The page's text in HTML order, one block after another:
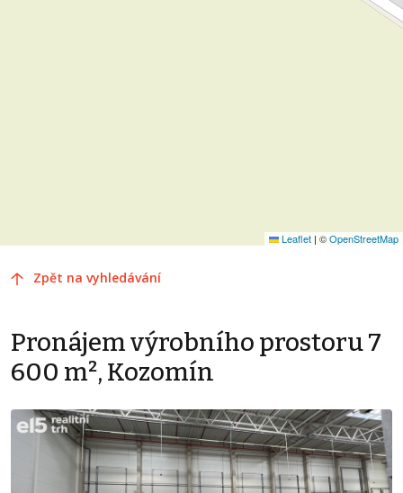
Leaflet | ©OpenStreetMap
Zpět na vyhledávání
Pronájem výrobního prostoru 7
600 m², Kozomín